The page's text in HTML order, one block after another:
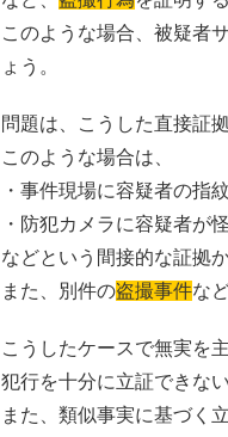
このような場合、被疑者
ょう。
問題は、こうした直接証
このような場合は、
・事件現場に容疑者の指
・防犯カメラに容疑者が
などという間接的な証拠
また、別件の盗撮事件な
こうしたケースで無実を
犯行を十分に立証できな
また、類似事実に基づく